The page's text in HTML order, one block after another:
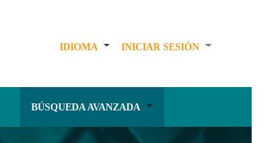
IDIOMA INICIAR SESIÓN
BÚSQUEDA AVANZADA